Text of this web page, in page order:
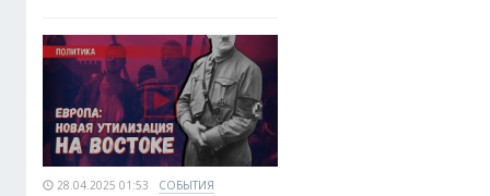
28.04.2025 01:53 СОБЫТИЯ